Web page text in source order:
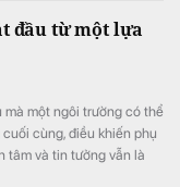
đầu từ một lựa
mà một ngôi trường có thể
cùng, điều khiến phụ
tâm và tin tưởng vẫn là